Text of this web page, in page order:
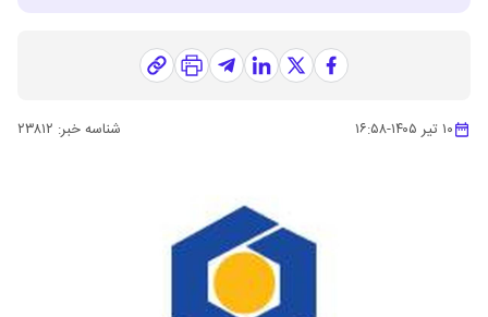
۱۰ تیر ۱۴۰۵ -۱۶:۵۸ شناسه خبر: ۲۳۸۱۲